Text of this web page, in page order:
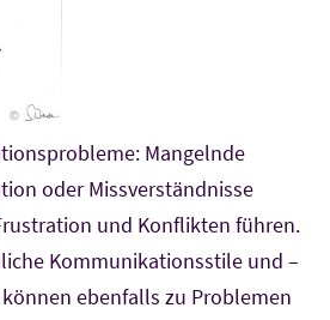
Mangelnde
oder Missverständnisse
und Konflikten führen.
Kommunikationsstile und –
ebenfalls zu Problemen